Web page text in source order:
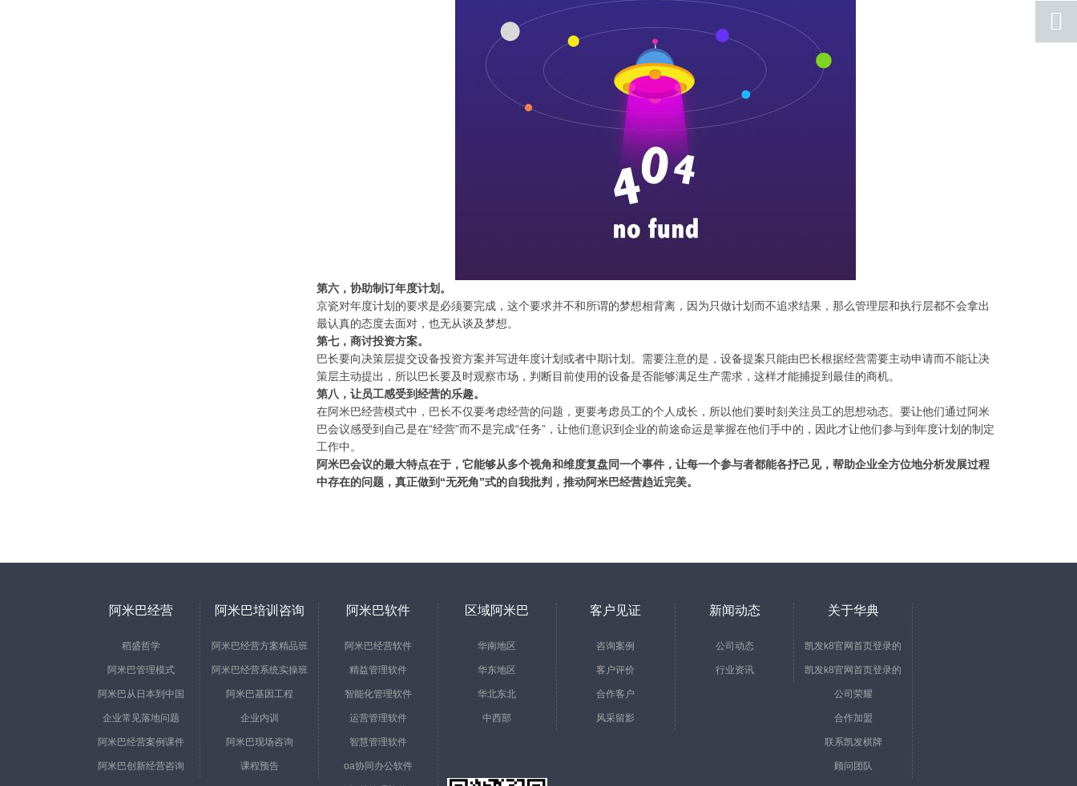
第六，协助制订年度计划。
京瓷对年度计划的要求是必须要完成，这个要求并不和所谓的梦想相背离，因为只做计划而不追求结果，那么管理层和执行层都不会拿出
最认真的态度去面对，也无从谈及梦想。
第七，商讨投资方案。
巴长要向决策层提交设备投资方案并写进年度计划或者中期计划。需要注意的是，设备提案只能由巴长根据经营需要主动申请而不能让决
策层主动提出，所以巴长要及时观察市场，判断目前使用的设备是否能够满足生产需求，这样才能捕捉到最佳的商机。
第八，让员工感受到经营的乐趣。
在阿米巴经营模式中，巴长不仅要考虑经营的问题，更要考虑员工的个人成长，所以他们要时刻关注员工的思想动态。要让他们通过阿米
巴会议感受到自己是在“经营”而不是完成“任务”，让他们意识到企业的前途命运是掌握在他们手中的，因此才让他们参与到年度计划的制定
工作中。
阿米巴会议的最大特点在于，它能够从多个视角和维度复盘同一个事件，让每一个参与者都能各抒己见，帮助企业全方位地分析发展过程
中存在的问题，真正做到“无死角”式的自我批判，推动阿米巴经营趋近完美。
阿米巴经营
稻盛哲学
阿米巴管理模式
阿米巴从日本到中国
企业常见落地问题
阿米巴经营案例课件
阿米巴创新经营咨询
阿米巴培训咨询
阿米巴经营方案精品班
阿米巴经营系统实操班
阿米巴基因工程
企业内训
阿米巴现场咨询
课程预告
阿米巴软件
阿米巴经营软件
精益管理软件
智能化管理软件
运营管理软件
智慧管理软件
oa协同办公软件
区域阿米巴
华南地区
华东地区
华北东北
中西部
客户见证
咨询案例
客户评价
合作客户
风采留影
新闻动态
公司动态
行业资讯
关于华典
凯发k8官网首页登录的
简介
凯发k8官网首页登录的
文化
公司荣耀
合作加盟
联系凯发棋牌
顾问团队
qq